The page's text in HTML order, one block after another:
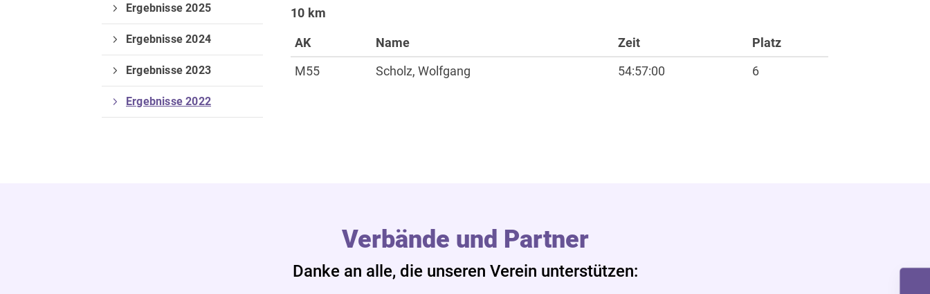
10 km
AK Name Zeit
Platz
M55
Scholz, Wolfgang 54:57:00 6
Ergebnisse 2025
Ergebnisse 2024
Ergebnisse 2023
Ergebnisse 2022
Verbände und Partner
Danke an alle, die unseren Verein unterstützen:
Verein
Vorstand
Deine Mitgliedschaft
Sportangebote